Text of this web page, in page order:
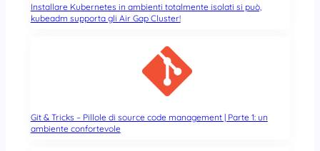
Installare Kubernetes in ambienti totalmente isolati si può,
kubeadm supporta gli Air Gap Cluster!
Git & Tricks – Pillole di source code management | Parte 1: un
ambiente confortevole